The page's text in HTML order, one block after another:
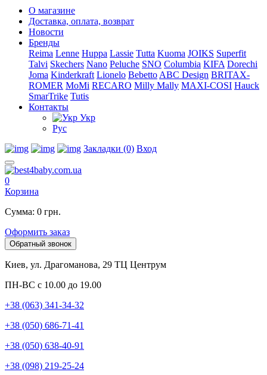
О магазине
Доставка, оплата, возврат
Новости
Бренды
Reima Lenne Huppa Lassie Tutta Kuoma JOIKS Superfit
Talvi Skechers Nano Peluche SNO Columbia KIFA Dorechi
Joma Kinderkraft Lionelo Bebetto ABC Design BRITAX-
ROMER MoMi RECARO Milly Mally MAXI-COSI Hauck
SmarTrike Tutis
Контакты
Укр
Рус
Закладки (0) Вход
0
Корзина
Сумма: 0 грн.
Оформить заказ
Обратный звонок
Киев, ул. Драгоманова, 29 ТЦ Центрум
ПН-ВС с 10.00 до 19.00
+38 (063) 341-34-32
+38 (050) 686-71-41
+38 (050) 638-40-91
+38 (098) 219-25-24